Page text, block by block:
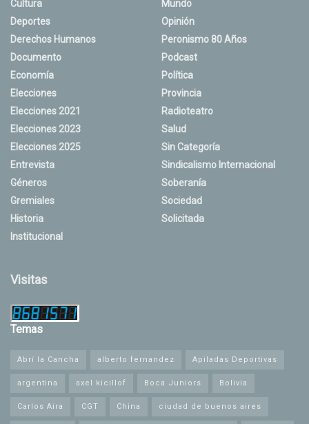
Cultura
Deportes
Derechos Humanos
Documento
Economía
Elecciones
Elecciones 2021
Elecciones 2023
Elecciones 2025
Entrevista
Géneros
Gremiales
Historia
Institucional
Mundo
Opinión
Peronismo 80 Años
Podcast
Política
Provincia
Radioteatro
Salud
Sin Categoría
Sindicalismo Internacional
Soberanía
Sociedad
Solicitada
Visitas
Temas
Abrí la Cancha alberto fernandez Apiladas Deportivas
argentina axel kicillof Boca Juniors Bolivia
Carlos Aira CGT China ciudad de buenos aires